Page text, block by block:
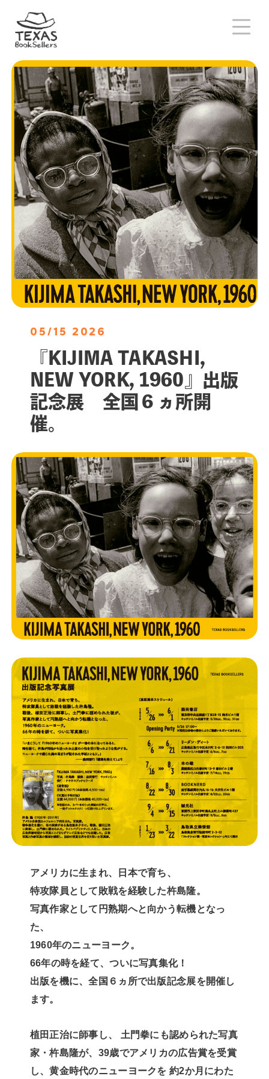
05/15 2026
『KIJIMA TAKASHI,
NEW YORK, 1960』出版
記念展 全国６ヵ所開
催。
アメリカに生まれ、日本で育ち、
特攻隊員として敗戦を経験した杵島隆。
写真作家として円熟期へと向かう転機となっ
た、
1960年のニューヨーク。
66年の時を経て、ついに写真集化！
出版を機に、全国６ヵ所で出版記念展を開催し
ます。
植田正治に師事し、 土門拳にも認められた写真
家・杵島隆が、39歳でアメリカの広告賞を受賞
し、黄金時代のニューヨークを 約2か月にわた